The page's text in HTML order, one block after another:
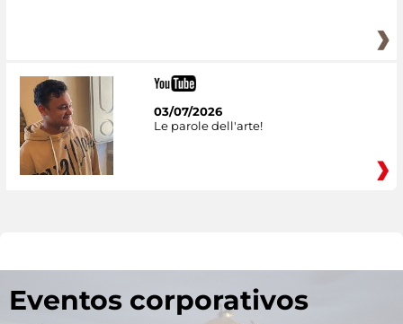
03/07/2026
Le parole dell'arte!
Eventos corporativos